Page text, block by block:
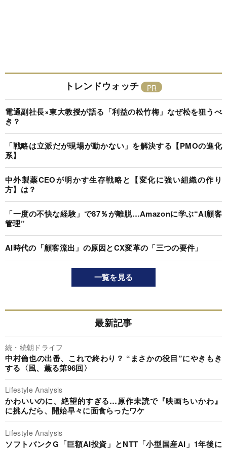
トレンドウォッチ
電通副社長×東大教授が語る「利益の松竹梅」なぜ松を狙うべ
き？
「戦略は立派だが現場が動かない」を解決する【PMOの進化
系】
中外製薬CEOが明かす生存戦略と【変化に強い組織の作り
方】は？
「一度の不快な経験」で87％が離脱…Amazonに学ぶ“AI顧客
管理”
AI時代の「顧客流出」の原因とCX変革の「三つの要件」
一覧を見る
最新記事
続・続朝ドライフ
中村倫也の出番、これで終わり？ “まさかの役目”にやきもき
する〈風、薫る第96回〉
Lifestyle Analysis
かわいいのに、絶望的すぎる…原作未読で『映画ちいかわ』
に挑んだら、開始早々に面食らったワケ
Lifestyle Analysis
ソフトバンクG「巨額AI投資」とNTT「小型国産AI」1年後に